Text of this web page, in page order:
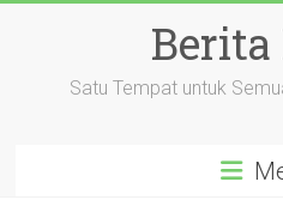
Berita
Satu Tempat untuk